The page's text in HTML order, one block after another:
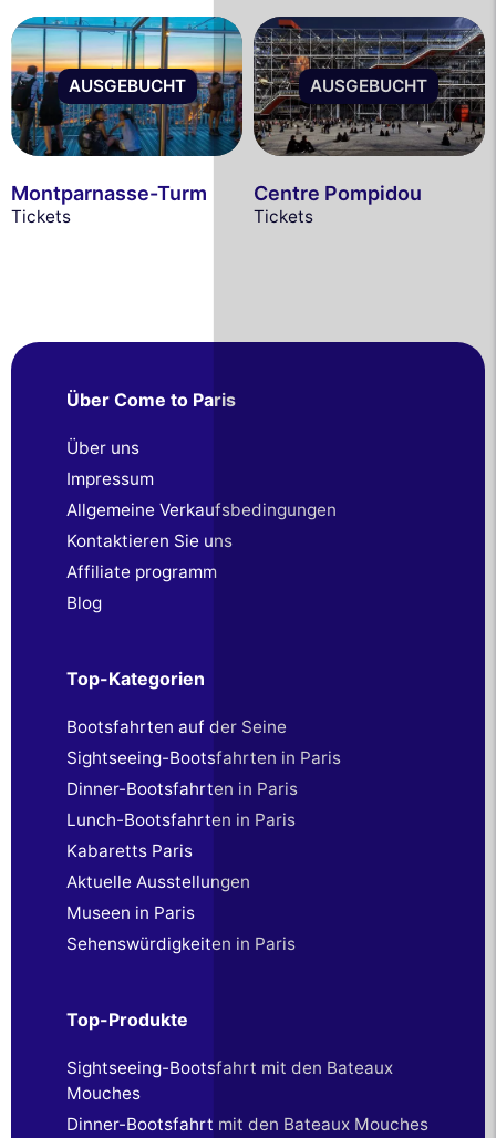
AUSGEBUCHT
Montparnasse-Turm
Tickets
AUSGEBUCHT
Centre Pompidou
Tickets
Über Come to Paris
Über uns
Impressum
Allgemeine Verkaufsbedingungen
Kontaktieren Sie uns
Affiliate programm
Blog
Top-Kategorien
Bootsfahrten auf der Seine
Sightseeing-Bootsfahrten in Paris
Dinner-Bootsfahrten in Paris
Lunch-Bootsfahrten in Paris
Kabaretts Paris
Aktuelle Ausstellungen
Museen in Paris
Sehenswürdigkeiten in Paris
Top-Produkte
Sightseeing-Bootsfahrt mit den Bateaux
Mouches
Dinner-Bootsfahrt mit den Bateaux Mouches